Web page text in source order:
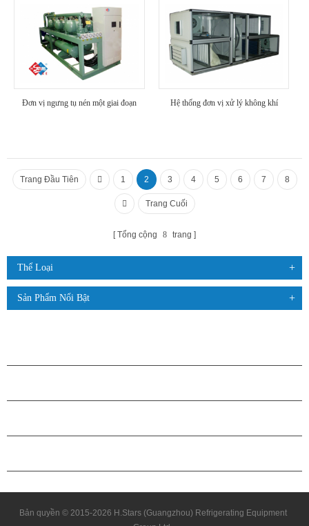
Đơn vị ngưng tụ nén một giai đoạn Hệ thống đơn vị xử lý không khí
Trang Đầu Tiên 1 2 3 4 5 6 7 8
Trang Cuối
Tổng cộng 8 trang
Thể Loại
Sản Phẩm Nổi Bật
Bản quyền © 2015-2026 H.Stars (Guangzhou) Refrigerating Equipment